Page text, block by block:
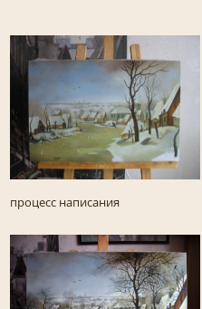
процесс написания